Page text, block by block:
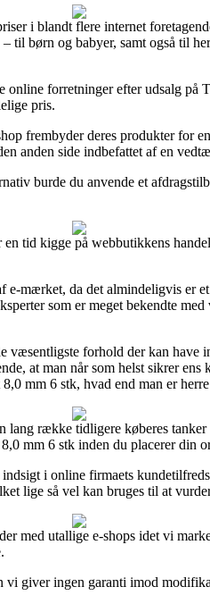
i blandt flere internet
til børn og babyer, samt også til
forretninger efter udsalg på
pris.
frembyder deres produkter for
anden side indbefattet af en
burde du anvende et
tid kigge på webbutikkens
mærket, da det almindeligvis er
som er meget bekendte
forhold der kan have
at man når som helst sikrer
mm 6 stk, hvad end man er
række tidligere køberes
mm 6 stk inden du placerer din
i online firmaets
lige så vel kan bruges til at
med utallige e-shops idet vi
giver ingen garanti imod